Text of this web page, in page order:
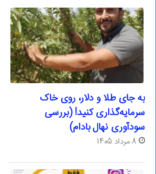
به جای طلا و دلار، روی خاک
سرمایه‌گذاری کنید! (بررسی
سودآوری نهال بادام)
8 مرداد 1405